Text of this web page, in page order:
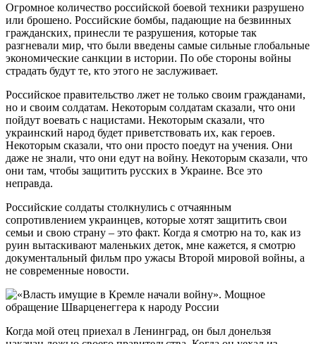
Огромное количество российской боевой техники разрушено
или брошено. Российские бомбы, падающие на безвинных
гражданских, принесли те разрушения, которые так
разгневали мир, что были введены самые сильные глобальные
экономические санкции в истории. По обе стороны войны
страдать будут те, кто этого не заслуживает.
Российское правительство лжет не только своим гражданами,
но и своим солдатам. Некоторым солдатам сказали, что они
пойдут воевать с нацистами. Некоторым сказали, что
украинский народ будет приветствовать их, как героев.
Некоторым сказали, что они просто поедут на учения. Они
даже не знали, что они едут на войну. Некоторым сказали, что
они там, чтобы защитить русских в Украине. Все это
неправда.
Российские солдаты столкнулись с отчаянным
сопротивлением украинцев, которые хотят защитить свои
семьи и свою страну – это факт. Когда я смотрю на то, как из
руин вытаскивают маленьких деток, мне кажется, я смотрю
документальный фильм про ужасы Второй мировой войны, а
не современные новости.
Когда мой отец приехал в Ленинград, он был донельзя